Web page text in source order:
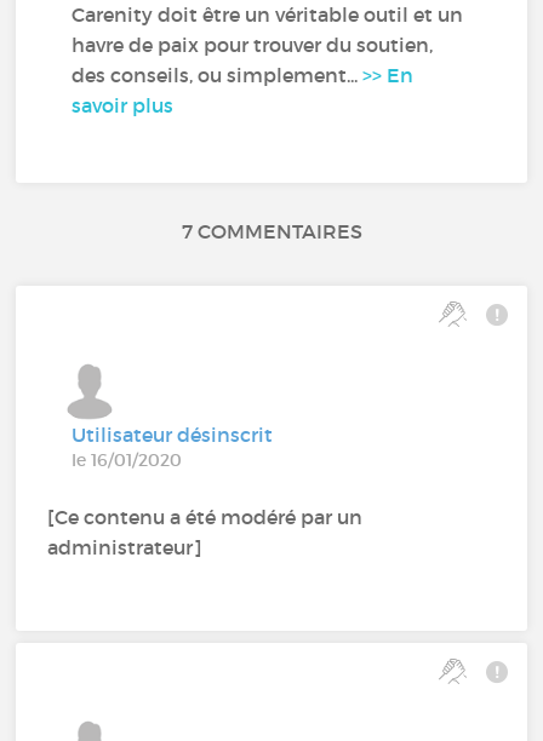
Carenity doit être un véritable outil et un
havre de paix pour trouver du soutien,
des conseils, ou simplement...>> En
savoir plus
7 COMMENTAIRES
Utilisateur désinscrit
le 16/01/2020
[Ce contenu a été modéré par un
administrateur]